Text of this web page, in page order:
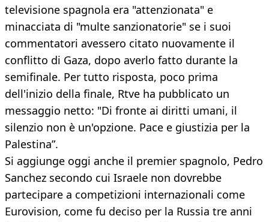
televisione spagnola era "attenzionata" e
minacciata di "multe sanzionatorie" se i suoi
commentatori avessero citato nuovamente il
conflitto di Gaza, dopo averlo fatto durante la
semifinale. Per tutto risposta, poco prima
dell'inizio della finale, Rtve ha pubblicato un
messaggio netto: "Di fronte ai diritti umani, il
silenzio non è un'opzione. Pace e giustizia per la
Palestina”.
Si aggiunge oggi anche il premier spagnolo, Pedro
Sanchez secondo cui Israele non dovrebbe
partecipare a competizioni internazionali come
Eurovision, come fu deciso per la Russia tre anni